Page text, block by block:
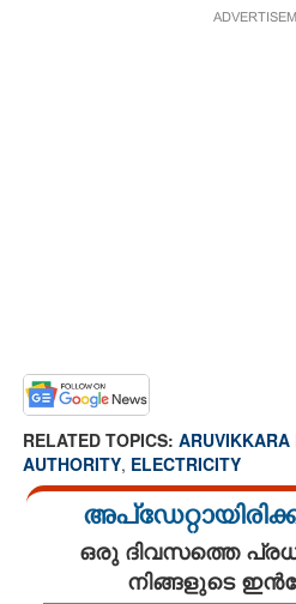
RELATED TOPICS: ARUVIKKARA
AUTHORITY, ELECTRICITY
ഒരു ദിവസത്തെ
നിങ്ങളുടെ